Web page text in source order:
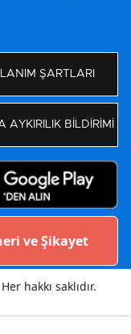
ŞARTLARI
AYKIRILIK BİLDİRİMİ
ve Şikayet
hakkı saklıdır.